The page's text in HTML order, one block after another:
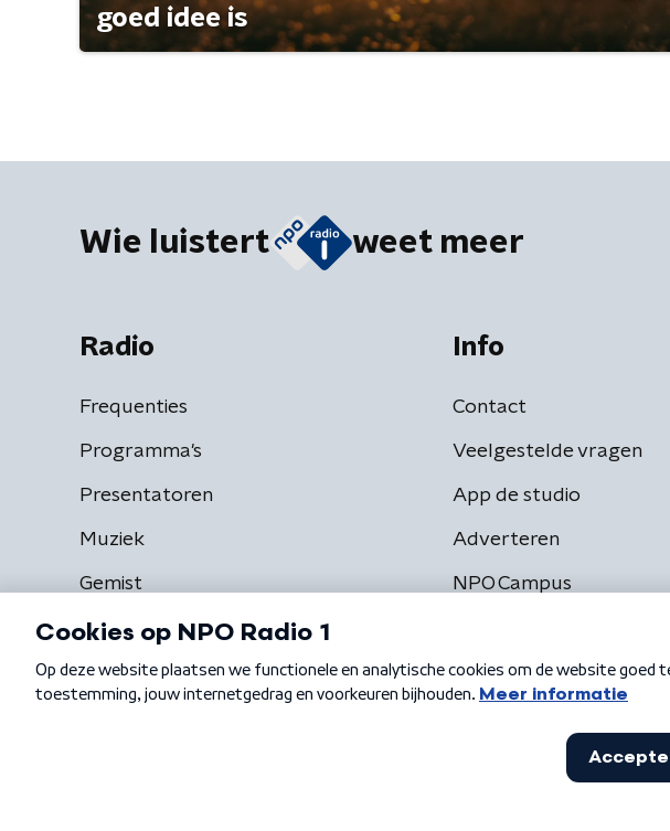
goed idee is
Wie luistert weet meer
Radio
Frequenties
Programma's
Presentatoren
Muziek
Gemist
Info
Contact
Veelgestelde vragen
App de studio
Adverteren
NPO Campus
Algemene voorwaarden Privacybeleid